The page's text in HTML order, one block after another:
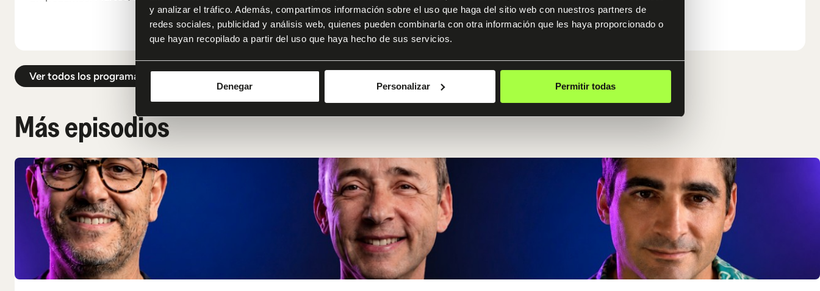
y analizar el tráfico. Además, compartimos información sobre el uso que haga del sitio web con nuestros partners de
redes sociales, publicidad y análisis web, quienes pueden combinarla con otra información que les haya proporcionado o
que hayan recopilado a partir del uso que haya hecho de sus servicios.
Denegar Personalizar Permitir todas
Ver programa
Ver todos los programas
Más episodios